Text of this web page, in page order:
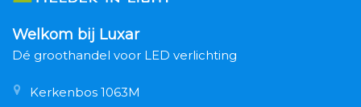
Welkom bij Luxar
Dé groothandel voor LED verlichting
Kerkenbos 1063M